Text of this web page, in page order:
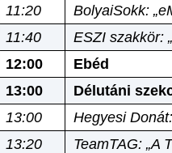
11:20
BolyaiSokk:
11:40
ESZI szakkör:
12:00
Ebéd
13:00
Délutáni
13:00
Hegyesi
13:20
TeamTAG: „A